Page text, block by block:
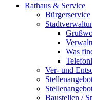
Rathaus & Service
Bürgerservice
Was
Ver- und
Baustellen /